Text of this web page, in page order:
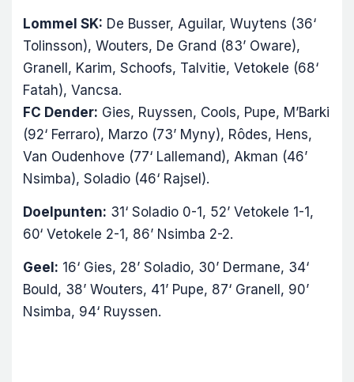
Lommel SK: De Busser, Aguilar, Wuytens (36‘
Tolinsson), Wouters, De Grand (83’ Oware),
Granell, Karim, Schoofs, Talvitie, Vetokele (68‘
Fatah), Vancsa.
FC Dender: Gies, Ruyssen, Cools, Pupe, M’Barki
(92‘ Ferraro), Marzo (73’ Myny), Rôdes, Hens,
Van Oudenhove (77‘ Lallemand), Akman (46’
Nsimba), Soladio (46‘ Rajsel).
Doelpunten: 31‘ Soladio 0-1, 52’ Vetokele 1-1,
60‘ Vetokele 2-1, 86’ Nsimba 2-2.
Geel: 16‘ Gies, 28’ Soladio, 30’ Dermane, 34‘
Bould, 38’ Wouters, 41’ Pupe, 87‘ Granell, 90’
Nsimba, 94‘ Ruyssen.